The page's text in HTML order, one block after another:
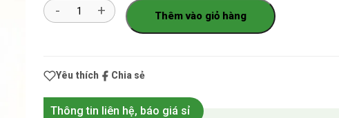
Số
lượng
Thêm vào giỏ hàng
Yêu thích Chia sẻ
Thông tin liên hệ, báo giá sỉ